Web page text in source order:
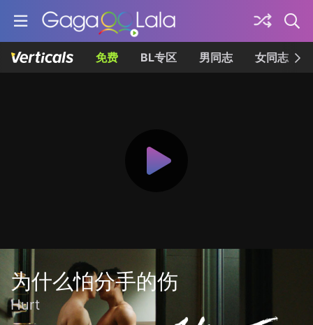
免费 BL专区 男同志 女同志
为什么怕分手的伤
Hurt